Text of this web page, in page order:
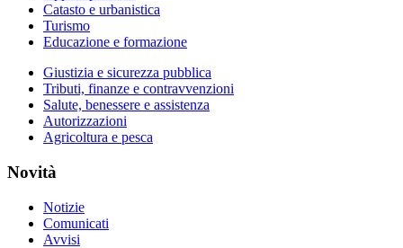
Catasto e urbanistica
Turismo
Educazione e formazione
Giustizia e sicurezza pubblica
Tributi, finanze e contravvenzioni
Salute, benessere e assistenza
Autorizzazioni
Agricoltura e pesca
Novità
Notizie
Comunicati
Avvisi